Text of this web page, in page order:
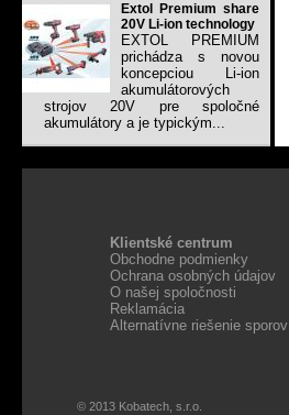
Extol Premium share
20V Li-ion technology
EXTOL PREMIUM
prichádza s novou
koncepciou Li-ion
akumulátorových
strojov 20V pre spoločné
akumulátory a je typickým...
Klientské centrum
Obchodne podmienky
Ochrana osobných údajov
O našej spoločnosti
Reklamácia
Alternatívne riešenie sporov
© 2013 Kobatech, s.r.o.